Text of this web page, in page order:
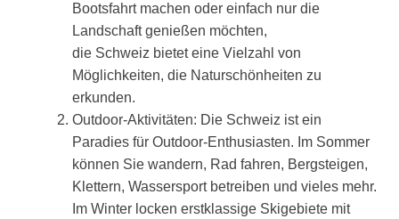
Bootsfahrt machen oder einfach nur die
Landschaft genießen möchten,
die Schweiz bietet eine Vielzahl von
Möglichkeiten, die Naturschönheiten zu
erkunden.
Outdoor-Aktivitäten: Die Schweiz ist ein
Paradies für Outdoor-Enthusiasten. Im Sommer
können Sie wandern, Rad fahren, Bergsteigen,
Klettern, Wassersport betreiben und vieles mehr.
Im Winter locken erstklassige Skigebiete mit